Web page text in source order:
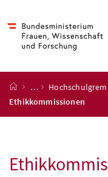
Startseite
…
Ethikkommissionen